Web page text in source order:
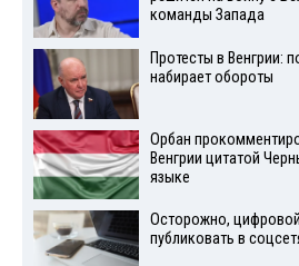
команды Запада
Протесты в Венгрии:
набирает обороты
Орбан
Венгрии цитатой
языке
Осторожно,
публиковать в